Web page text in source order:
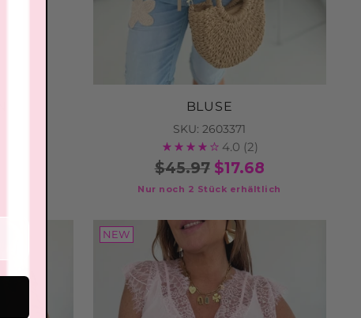
BLUSE
SKU: 2603371
4.0 (2)
$45.97 $17.68
Nur noch 2 Stück erhältlich
NEW